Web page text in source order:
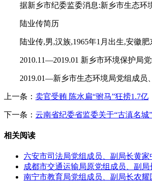
据新乡市纪委监委消息:新乡市生态
陆业传简历
陆业传,男,汉族,1965年1月出生,安徽
2010.11—2019.01 新乡市环境保护局
2019.01—新乡市生态环境局党组成员
上一条： 卖官受贿 陈水扁“驸马”狂捞1.7亿
下一条： 云南省纪委省监委关于“古滇名
相关阅读
六安市司法局党组成员、副局长黄
成都市交通运输局原党组成员、副
南宁市教育局党组成员、副局长农